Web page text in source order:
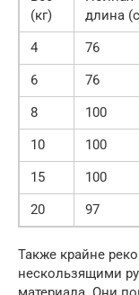
(кг)
длина
4
76
6
76
8
100
10
100
15
100
20
97
Также крайне
нескользящими